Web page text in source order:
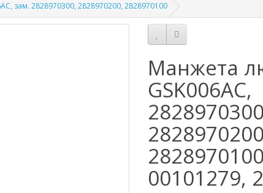
зам. 2828970300, 2828970200, 2828970100
Манжета
GSK006AC,
00101279,